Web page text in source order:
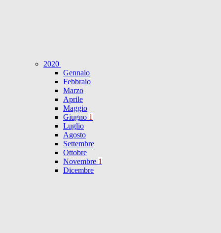
2020
Gennaio
Febbraio
Marzo
Aprile
Maggio
Giugno 1
Luglio
Agosto
Settembre
Ottobre
Novembre 1
Dicembre